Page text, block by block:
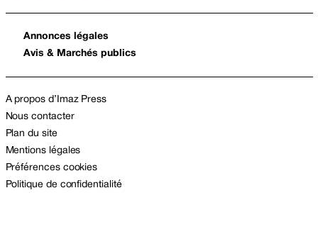
Annonces légales
Avis & Marchés publics
A propos d’Imaz Press
Nous contacter
Plan du site
Mentions légales
Préférences cookies
Politique de confidentialité